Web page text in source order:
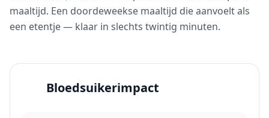
maaltijd. Een doordeweekse maaltijd die aanvoelt als
een etentje — klaar in slechts twintig minuten.
Bloedsuikerimpact